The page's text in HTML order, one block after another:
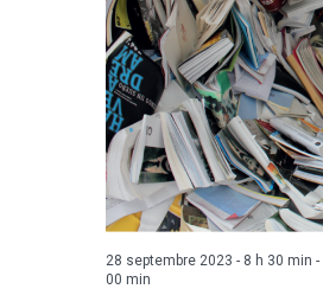
28 septembre 2023 - 8 h 30 min -
00 min